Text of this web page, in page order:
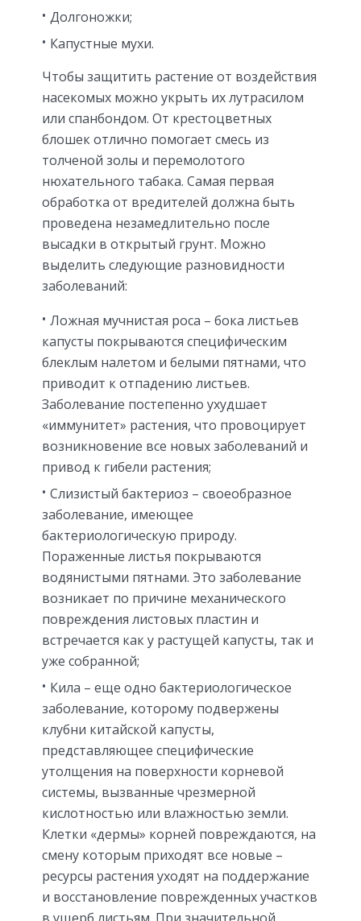
Долгоножки;
Капустные мухи.
Чтобы защитить растение от воздействия
насекомых можно укрыть их лутрасилом
или спанбондом. От крестоцветных
блошек отлично помогает смесь из
толченой золы и перемолотого
нюхательного табака. Самая первая
обработка от вредителей должна быть
проведена незамедлительно после
высадки в открытый грунт. Можно
выделить следующие разновидности
заболеваний:
Ложная мучнистая роса – бока листьев
капусты покрываются специфическим
блеклым налетом и белыми пятнами, что
приводит к отпадению листьев.
Заболевание постепенно ухудшает
«иммунитет» растения, что провоцирует
возникновение все новых заболеваний и
привод к гибели растения;
Слизистый бактериоз – своеобразное
заболевание, имеющее
бактериологическую природу.
Пораженные листья покрываются
водянистыми пятнами. Это заболевание
возникает по причине механического
повреждения листовых пластин и
встречается как у растущей капусты, так и
уже собранной;
Кила – еще одно бактериологическое
заболевание, которому подвержены
клубни китайской капусты,
представляющее специфические
утолщения на поверхности корневой
системы, вызванные чрезмерной
кислотностью или влажностью земли.
Клетки «дермы» корней повреждаются, на
смену которым приходят все новые –
ресурсы растения уходят на поддержание
и восстановление поврежденных участков